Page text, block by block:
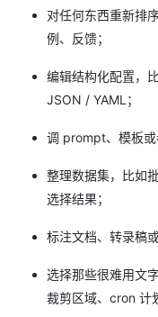
对任何东西重新排
例、反馈；
编辑结构化配置，
JSON / YAML；
调 prompt、模板或
整理数据集，比如
选择结果；
标注文档、转录稿
选择那些很难用文
裁剪区域、cron 计